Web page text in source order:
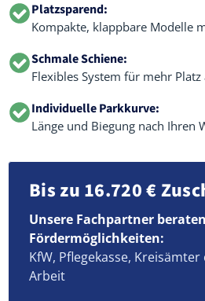
Platzsparend:
Kompakte, klappbare Modelle
Schmale Schiene:
Flexibles System für mehr
Individuelle Parkkurve:
Länge und Biegung nach Ihren
Bis zu 16.720 €
Unsere Fachpartner
Fördermöglichkeiten:
KfW, Pflegekasse,
Arbeit